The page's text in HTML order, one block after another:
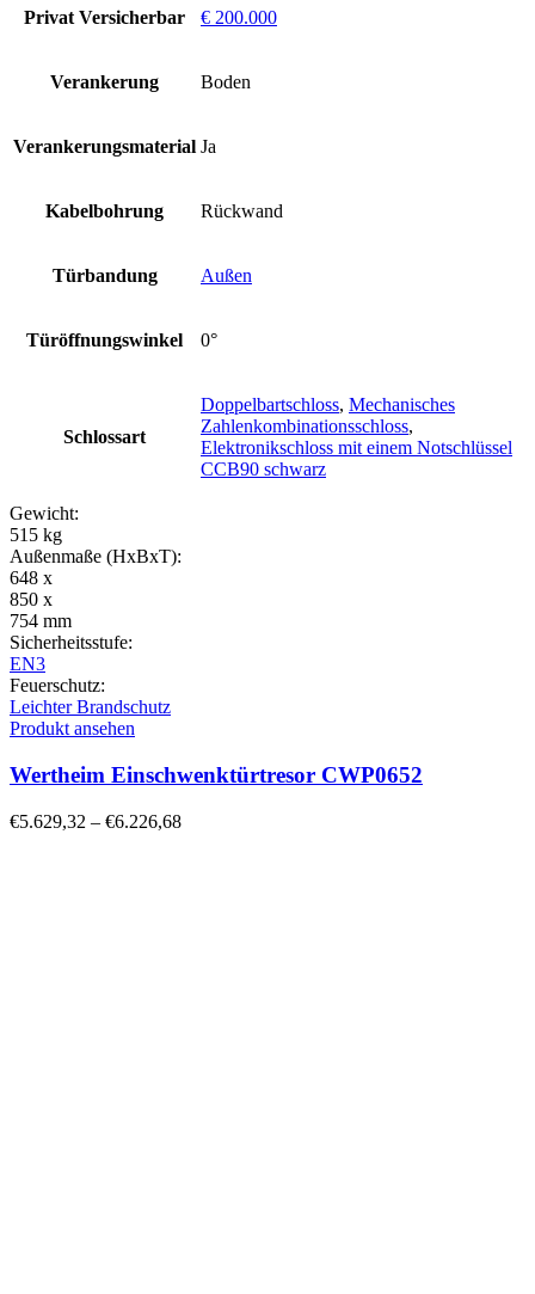
Privat Versicherbar € 200.000
Verankerung Boden
Verankerungsmaterial Ja
Kabelbohrung Rückwand
Türbandung Außen
Türöffnungswinkel 0°
Schlossart
Doppelbartschloss, Mechanisches
Zahlenkombinationsschloss,
Elektronikschloss mit einem Notschlüssel
CCB90 schwarz
Gewicht:
515 kg
Außenmaße (HxBxT):
648 x
850 x
754 mm
Sicherheitsstufe:
EN3
Feuerschutz:
Leichter Brandschutz
Produkt ansehen
Wertheim Einschwenktürtresor CWP0652
€5.629,32 – €6.226,68